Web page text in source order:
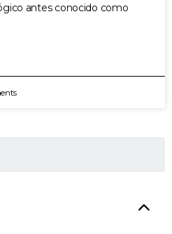
antes conocido como